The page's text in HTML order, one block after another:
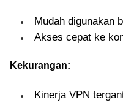
Mudah digunakan
Akses cepat ke
Kekurangan:
Kinerja VPN